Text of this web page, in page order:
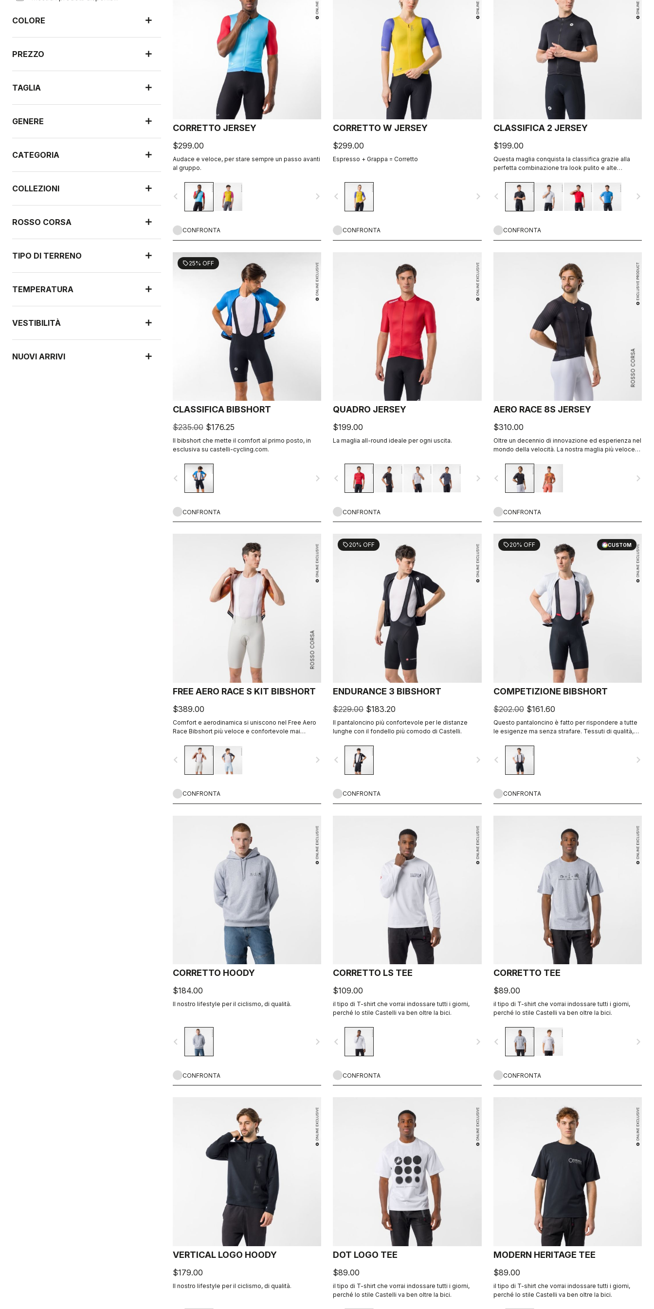
COLORE
PREZZO
TAGLIA
GENERE
CATEGORIA
COLLEZIONI
ROSSO CORSA
TIPO DI TERRENO
TEMPERATURA
VESTIBILITÀ
NUOVI ARRIVI
CORRETTO JERSEY
$299.00
Audace e veloce, per stare sempre un passo avanti
al gruppo.
navigate_before navigate_next
CONFRONTA
CORRETTO W JERSEY
$299.00
Espresso + Grappa = Corretto
navigate_before navigate_next
CONFRONTA
CLASSIFICA 2 JERSEY
$199.00
Questa maglia conquista la classifica grazie alla
perfetta combinazione tra look pulito e alte
offre comfort e un’estetica raffinata, in una maglia
che sarai felice di indossare per pedalare tutto il
navigate_before navigate_next
CONFRONTA
sell25% OFF
CLASSIFICA BIBSHORT
$235.00 $176.25
Il bibshort che mette il comfort al primo posto, in
esclusiva su castelli-cycling.com.
navigate_before navigate_next
CONFRONTA
QUADRO JERSEY
$199.00
La maglia all-round ideale per ogni uscita.
navigate_before navigate_next
CONFRONTA
ROSSO CORSA
AERO RACE 8S JERSEY
$310.00
Oltre un decennio di innovazione ed esperienza nel
mondo della velocità. La nostra maglia più veloce
navigate_before navigate_next
CONFRONTA
ROSSO CORSA
FREE AERO RACE S KIT BIBSHORT
$389.00
Comfort e aerodinamica si uniscono nel Free Aero
Race Bibshort più veloce e confortevole mai
navigate_before navigate_next
CONFRONTA
sell20% OFF
ENDURANCE 3 BIBSHORT
$229.00 $183.20
Il pantaloncino più confortevole per le distanze
lunghe con il fondello più comodo di Castelli.
navigate_before navigate_next
CONFRONTA
sell20% OFF CUSTOM
COMPETIZIONE BIBSHORT
$202.00 $161.60
Questo pantaloncino è fatto per rispondere a tutte
le esigenze ma senza strafare. Tessuti di qualità,
Air2 e lo stesso elastico a fondo gamba GIRO4.
navigate_before navigate_next
CONFRONTA
CORRETTO HOODY
$184.00
Il nostro lifestyle per il ciclismo, di qualità.
navigate_before navigate_next
CONFRONTA
CORRETTO LS TEE
$109.00
il tipo di T-shirt che vorrai indossare tutti i giorni,
perché lo stile Castelli va ben oltre la bici.
navigate_before navigate_next
CONFRONTA
CORRETTO TEE
$89.00
il tipo di T-shirt che vorrai indossare tutti i giorni,
perché lo stile Castelli va ben oltre la bici.
navigate_before navigate_next
CONFRONTA
VERTICAL LOGO HOODY
$179.00
Il nostro lifestyle per il ciclismo, di qualità.
DOT LOGO TEE
$89.00
il tipo di T-shirt che vorrai indossare tutti i giorni,
perché lo stile Castelli va ben oltre la bici.
MODERN HERITAGE TEE
$89.00
il tipo di T-shirt che vorrai indossare tutti i giorni,
perché lo stile Castelli va ben oltre la bici.